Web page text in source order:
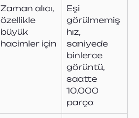
Zaman alıcı,
özellikle
büyük
hacimler için
Eşi
görülmemiş
hız,
saniyede
binlerce
görüntü,
saatte
10.000
parça